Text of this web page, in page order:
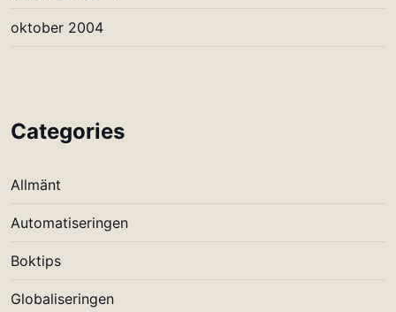
oktober 2004
Categories
Allmänt
Automatiseringen
Boktips
Globaliseringen